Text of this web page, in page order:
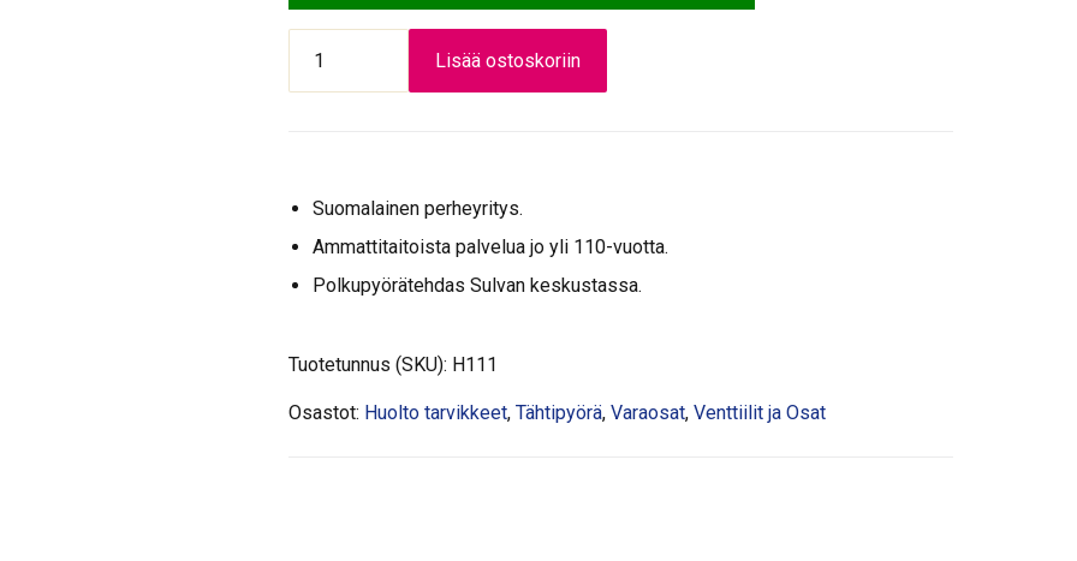
yksittäin
/kpl
Lisää ostoskoriin
Suomalainen perheyritys.
Ammattitaitoista palvelua jo yli 110-vuotta.
Polkupyörätehdas Sulvan keskustassa.
Tuotetunnus (SKU): H111
Osastot: Huolto tarvikkeet, Tähtipyörä, Varaosat, Venttiilit ja Osat